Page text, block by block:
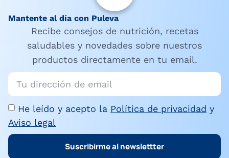
Mantente al día con Puleva
Recibe consejos de nutrición, recetas
saludables y novedades sobre nuestros
productos directamente en tu email.
He leído y acepto la Política de privacidad y
Aviso legal
Suscribirme al newslettter